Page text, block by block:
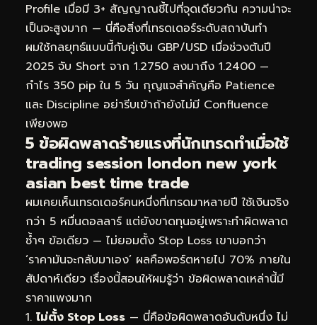
Profile เมื่อมี 3+ สัญญาณชี้ไปที่จุดเดียวกัน ความน่าจะ
เป็นจะสูงมาก — นี่คือสิ่งที่เทรดเดอร์ระดับสถาบันทำ
ผมใช้กลยุทธ์แบบนี้กับคู่เงิน GBP/USD เมื่อช่วงต้นปี
2025 จับ Short จาก 1.2750 ลงมาถึง 1.2400 —
กำไร 350 pip ใน 5 วัน กุญแจสำคัญคือ Patience
และ Discipline อย่ารีบเข้าถ้ายังไม่มี Confluence
เพียงพอ
5 ข้อผิดพลาดร้ายแรงที่นักเทรดทำเมื่อใช้
trading session london new york
asian best time trade
ผมเคยเห็นเทรดเดอร์คนหนึ่งที่เทรดมาหลายปี ใช้เงินจริง
กว่า 5 หมื่นดอลลาร์ แต่ยังขาดทุนอยู่เพราะทำผิดพลาด
ซ้ำๆ ข้อเดียว — ไม่ยอมตั้ง Stop Loss เขาบอกว่า
‘ราคามันจะกลับมาเอง’ ผลคือพอร์ตหายไป 70% ภายใน
สัปดาห์เดียว เรื่องนี้สอนให้ผมรู้ว่า ข้อผิดพลาดเหล่านี้มี
ราคาแพงมาก
ไม่ตั้ง Stop Loss — นี่คือข้อผิดพลาดอันดับหนึ่ง ไม่